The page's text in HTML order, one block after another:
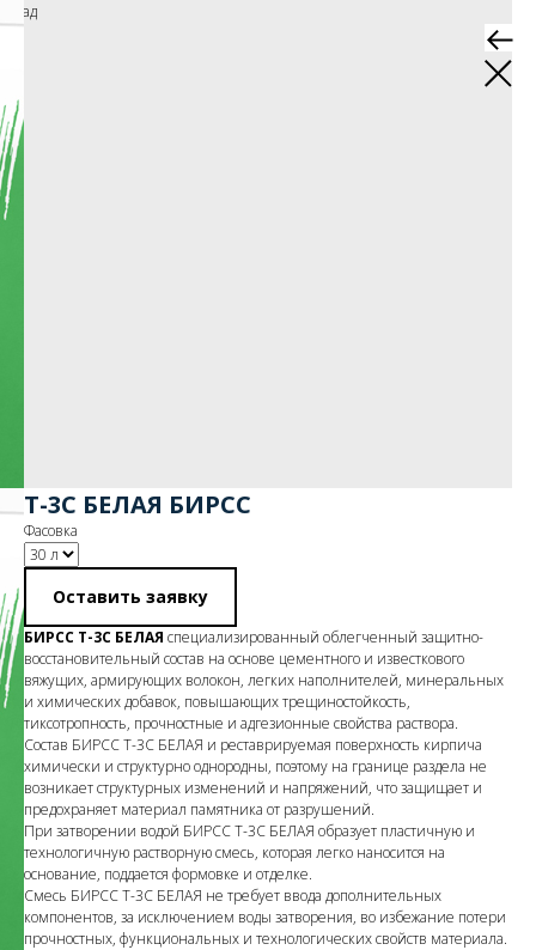
назад
Т-3С БЕЛАЯ БИРСС
Фасовка
Оставить заявку
БИРСС Т-3С БЕЛАЯ специализированный облегченный защитно-
восстановительный состав на основе цементного и известкового
вяжущих, армирующих волокон, легких наполнителей, минеральных
и химических добавок, повышающих трещиностойкость,
тиксотропность, прочностные и адгезионные свойства раствора.
Состав БИРСС Т-3С БЕЛАЯ и реставрируемая поверхность кирпича
химически и структурно однородны, поэтому на границе раздела не
возникает структурных изменений и напряжений, что защищает и
предохраняет материал памятника от разрушений.
При затворении водой БИРСС Т-3С БЕЛАЯ образует пластичную и
технологичную растворную смесь, которая легко наносится на
основание, поддается формовке и отделке.
Смесь БИРСС Т-3С БЕЛАЯ не требует ввода дополнительных
компонентов, за исключением воды затворения, во избежание потери
прочностных, функциональных и технологических свойств материала.